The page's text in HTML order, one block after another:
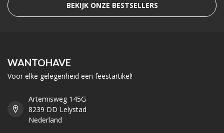
BEKIJK ONZE BESTSELLERS
WANTOHAVE
Voor elke gelegenheid een feestartikel!
Artemisweg 145G
8239 DD Lelystad
Nederland